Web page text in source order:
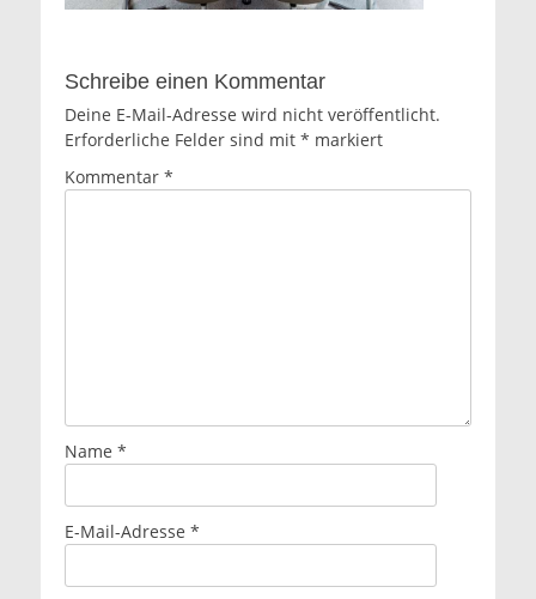
Schreibe einen Kommentar
Deine E-Mail-Adresse wird nicht veröffentlicht.
Erforderliche Felder sind mit * markiert
Kommentar *
Name *
E-Mail-Adresse *